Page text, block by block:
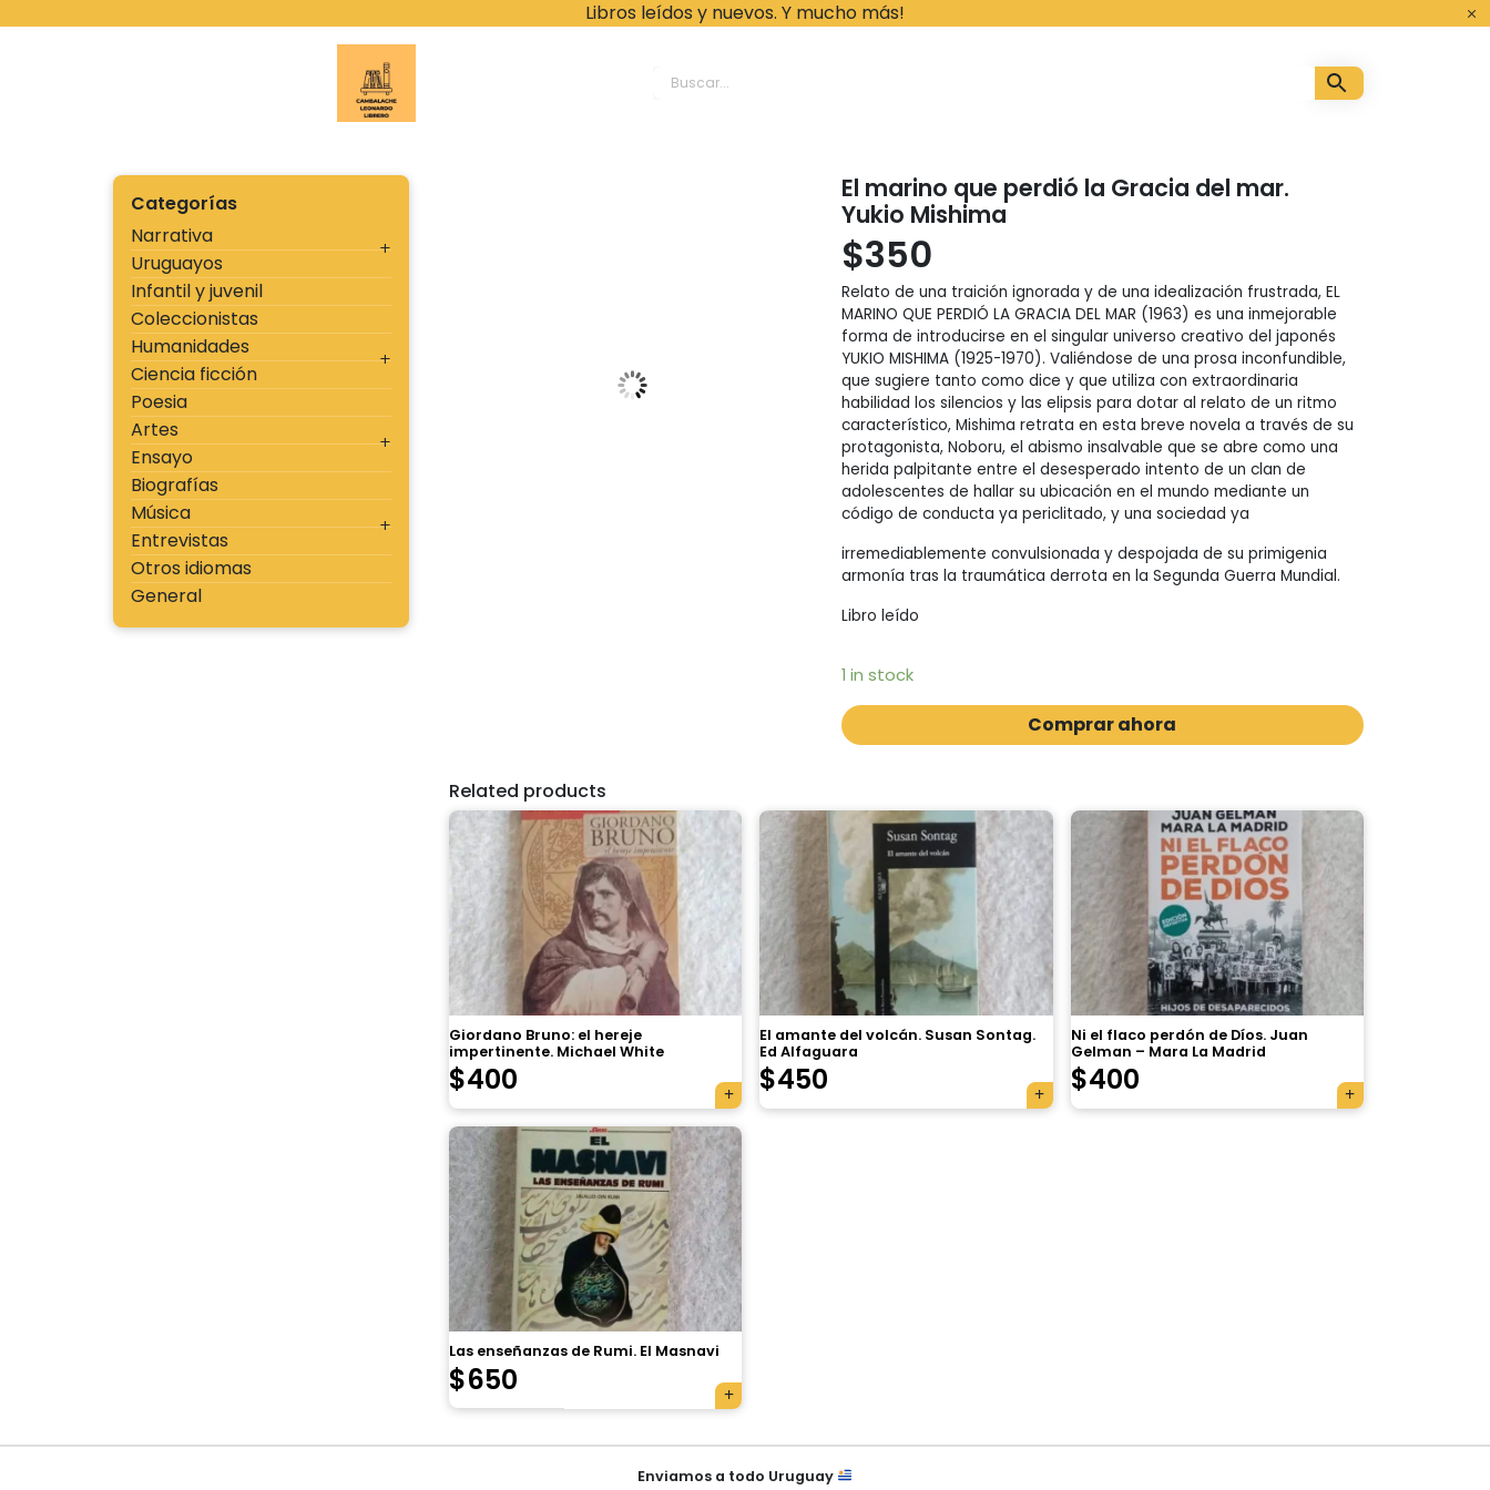
Libros leídos y nuevos. Y mucho más!
Categorías
Narrativa
Uruguayos
Infantil y juvenil
Coleccionistas
Humanidades
Ciencia ficción
Poesia
Artes
Ensayo
Biografías
Música
Entrevistas
Otros idiomas
General
El marino que perdió la Gracia del mar.
Yukio Mishima
$350
Relato de una traición ignorada y de una idealización frustrada, EL
MARINO QUE PERDIÓ LA GRACIA DEL MAR (1963) es una inmejorable
forma de introducirse en el singular universo creativo del japonés
YUKIO MISHIMA (1925-1970). Valiéndose de una prosa inconfundible,
que sugiere tanto como dice y que utiliza con extraordinaria
habilidad los silencios y las elipsis para dotar al relato de un ritmo
característico, Mishima retrata en esta breve novela a través de su
protagonista, Noboru, el abismo insalvable que se abre como una
herida palpitante entre el desesperado intento de un clan de
adolescentes de hallar su ubicación en el mundo mediante un
código de conducta ya periclitado, y una sociedad ya
irremediablemente convulsionada y despojada de su primigenia
armonía tras la traumática derrota en la Segunda Guerra Mundial.
Libro leído
1 in stock
Comprar ahora
Related products
Giordano Bruno: el hereje
impertinente. Michael White
$400
El amante del volcán. Susan Sontag.
Ed Alfaguara
$450
Ni el flaco perdón de Díos. Juan
Gelman – Mara La Madrid
$400
Las enseñanzas de Rumi. El Masnavi
$650
Navegación
Enviamos a todo Uruguay